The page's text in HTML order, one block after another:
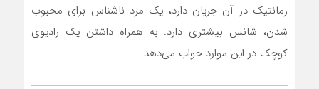
رمانتیک در آن جریان دارد، یک مرد ناشناس برای محبوب
شدن، شانس بیشتری دارد. به همراه داشتن یک رادیوی‌
کوچک در این موارد جواب می‌دهد.